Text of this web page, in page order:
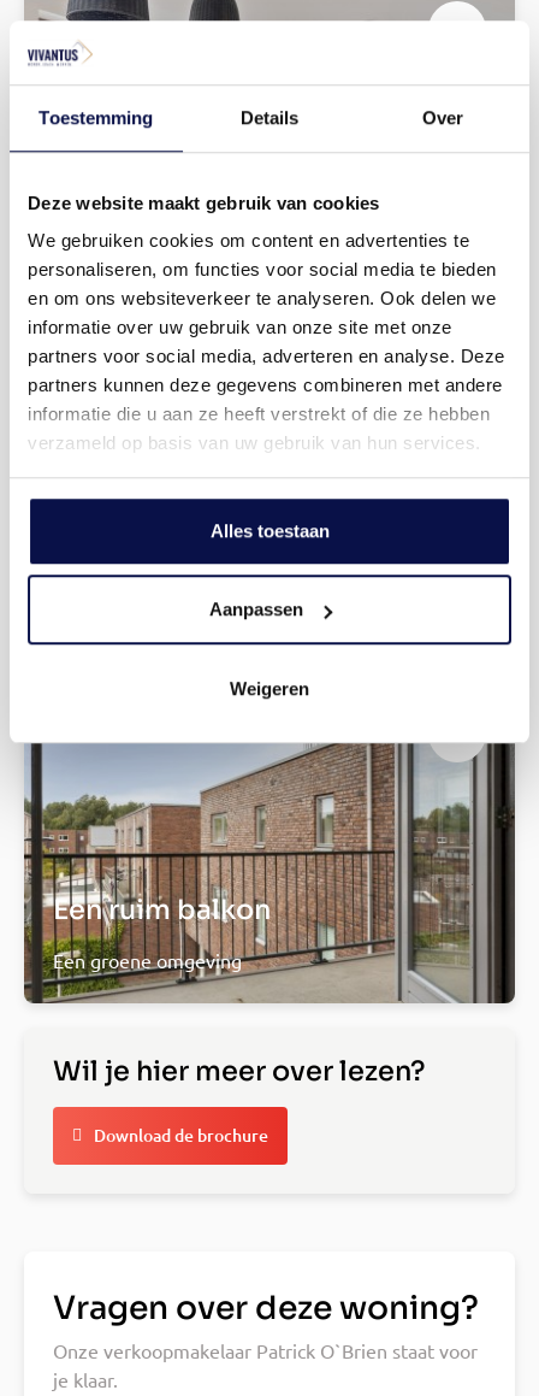
Toestemming Details Over
Deze website maakt gebruik van cookies
We gebruiken cookies om content en advertenties te
personaliseren, om functies voor social media te bieden
en om ons websiteverkeer te analyseren. Ook delen we
informatie over uw gebruik van onze site met onze
partners voor social media, adverteren en analyse. Deze
partners kunnen deze gegevens combineren met andere
informatie die u aan ze heeft verstrekt of die ze hebben
verzameld op basis van uw gebruik van hun services.
Alles toestaan
Aanpassen
Weigeren
Een ruime open keuken
Een plek om samen te zijn
Twee slaapkamers
Een ruim balkon
Een groene omgeving
Wil je hier meer over lezen?
Download de brochure
Vragen over deze woning?
Onze verkoopmakelaar Patrick O`Brien staat voor
je klaar.